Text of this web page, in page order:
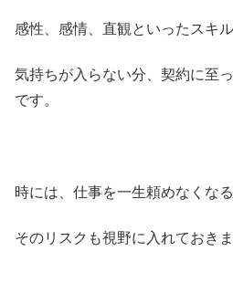
感性、感情、直観といったスキ
気持ちが入らない分、契約に至
です。
時には、仕事を一生頼めなくなる
そのリスクも視野に入れておきま